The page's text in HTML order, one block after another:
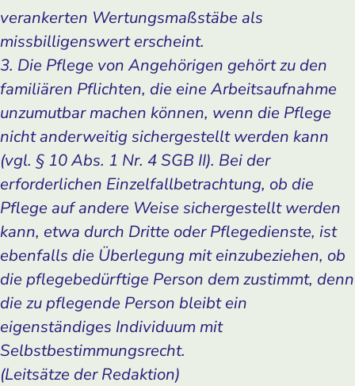
verankerten Wertungsmaßstäbe als
missbilligenswert erscheint.
3. Die Pflege von Angehörigen gehört zu den
familiären Pflichten, die eine Arbeitsaufnahme
unzumutbar machen können, wenn die Pflege
nicht anderweitig sichergestellt werden kann
(vgl. § 10 Abs. 1 Nr. 4 SGB II). Bei der
erforderlichen Einzelfallbetrachtung, ob die
Pflege auf andere Weise sichergestellt werden
kann, etwa durch Dritte oder Pflegedienste, ist
ebenfalls die Überlegung mit einzubeziehen, ob
die pflegebedürftige Person dem zustimmt, denn
die zu pflegende Person bleibt ein
eigenständiges Individuum mit
Selbstbestimmungsrecht.
(Leitsätze der Redaktion)